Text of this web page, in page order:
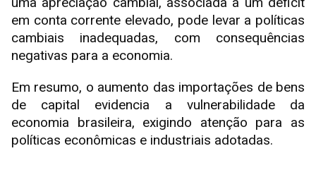
em conta corrente elevado, pode levar a políticas
cambiais inadequadas, com consequências
negativas para a economia.
Em resumo, o aumento das importações de bens
de capital evidencia a vulnerabilidade da
economia brasileira, exigindo atenção para as
políticas econômicas e industriais adotadas.